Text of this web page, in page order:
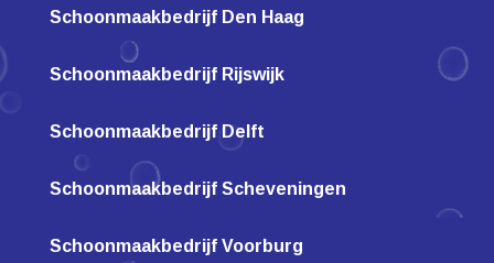
Schoonmaakbedrijf Den Haag
Schoonmaakbedrijf Rijswijk
Schoonmaakbedrijf Delft
Schoonmaakbedrijf Scheveningen
Schoonmaakbedrijf Voorburg